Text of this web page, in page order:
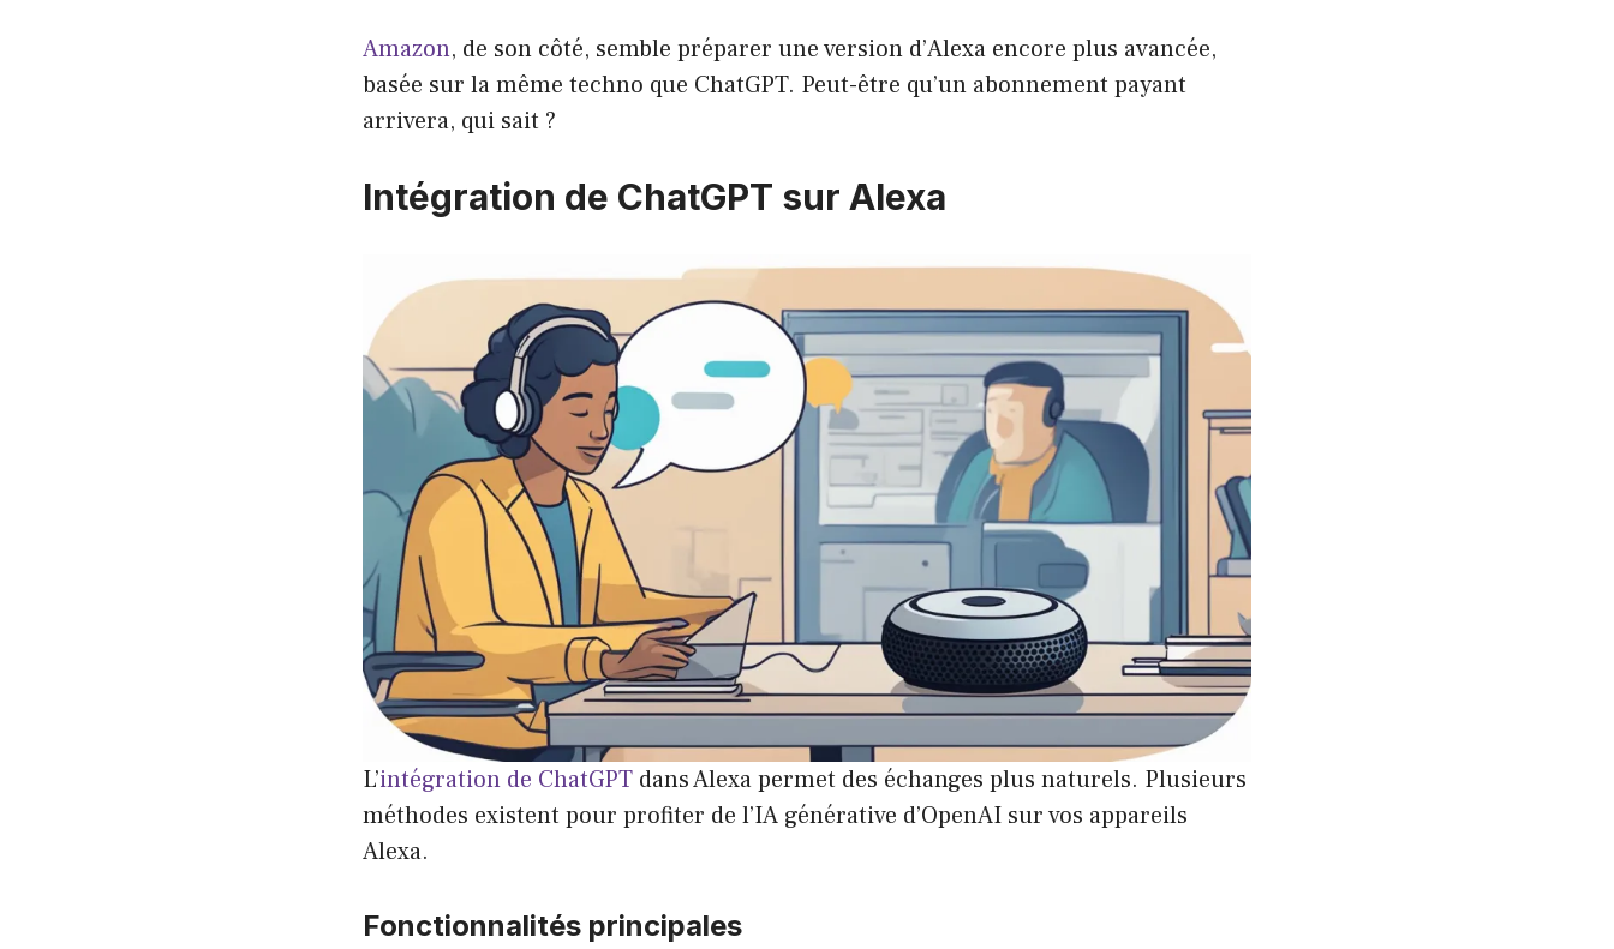
Amazon, de son côté, semble préparer une version d’Alexa encore plus avancée,
basée sur la même techno que ChatGPT. Peut-être qu’un abonnement payant
arrivera, qui sait ?
Intégration de ChatGPT sur Alexa
L’intégration de ChatGPT dans Alexa permet des échanges plus naturels. Plusieurs
méthodes existent pour profiter de l’IA générative d’OpenAI sur vos appareils
Alexa.
Fonctionnalités principales